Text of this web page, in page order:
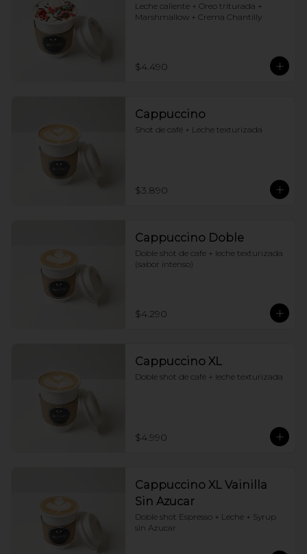
Leche caliente + Oreo triturada +
Marshmallow + Crema Chantilly
$4.490
Cappuccino
Shot de café + Leche texturizada
$3.890
Cappuccino Doble
Doble shot de cafe + leche texturizada
(sabor intenso)
$4.290
Cappuccino XL
Doble shot de café + leche texturizada
$4.990
Cappuccino XL Vainilla
Sin Azucar
Doble shot Espresso + Leche + Syrup
sin Azucar